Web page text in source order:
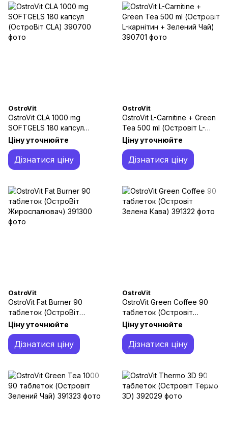
OstroVit
OstroVit CLA 1000 mg
SOFTGELS 180 капсул
(ОстроВіт CLA)
Ціну уточнюйте
Дізнатися ціну
OstroVit
OstroVit L-Carnitine + Green
Tea 500 ml (Островіт L-
карнітин + Зелений Чай)
Ціну уточнюйте
Дізнатися ціну
OstroVit
OstroVit Fat Burner 90
таблеток (ОстроВіт
Жироспалювач)
Ціну уточнюйте
Дізнатися ціну
OstroVit
OstroVit Green Coffee 90
таблеток (Островіт
Зелена Кава)
Ціну уточнюйте
Дізнатися ціну